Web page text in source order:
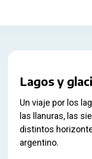
Lagos y
Un viaje por los
las llanuras, las
distintos
argentino.